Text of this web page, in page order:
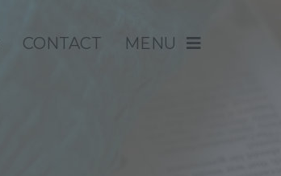
CONTACT MENU